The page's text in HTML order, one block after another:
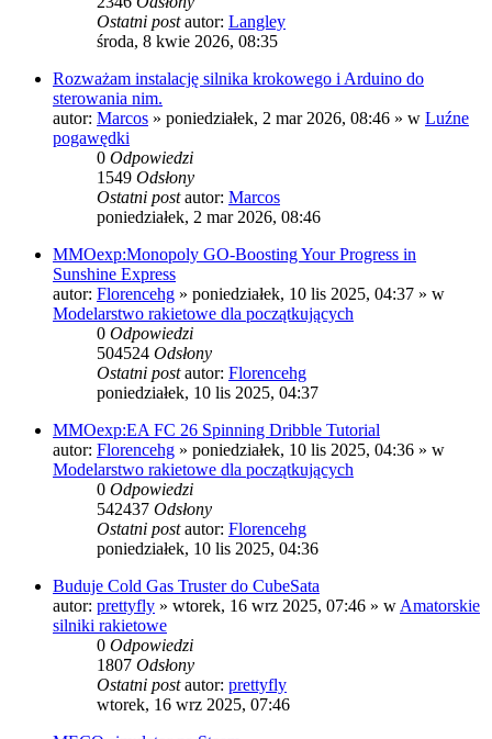
Ostatni postautor: Langley
środa, 8 kwie 2026, 08:35
Rozważam instalację silnika krokowego i Arduino do
sterowania nim.
autor: Marcos » poniedziałek, 2 mar 2026, 08:46 » w Luźne
pogawędki
0 Odpowiedzi
1549 Odsłony
Ostatni postautor: Marcos
poniedziałek, 2 mar 2026, 08:46
MMOexp:Monopoly GO-Boosting Your Progress in
Sunshine Express
autor: Florencehg » poniedziałek, 10 lis 2025, 04:37 » w
Modelarstwo rakietowe dla początkujących
0 Odpowiedzi
504524 Odsłony
Ostatni postautor: Florencehg
poniedziałek, 10 lis 2025, 04:37
MMOexp:EA FC 26 Spinning Dribble Tutorial
autor: Florencehg » poniedziałek, 10 lis 2025, 04:36 » w
Modelarstwo rakietowe dla początkujących
0 Odpowiedzi
542437 Odsłony
Ostatni postautor: Florencehg
poniedziałek, 10 lis 2025, 04:36
Buduje Cold Gas Truster do CubeSata
autor: prettyfly » wtorek, 16 wrz 2025, 07:46 » w Amatorskie
silniki rakietowe
0 Odpowiedzi
1807 Odsłony
Ostatni postautor: prettyfly
wtorek, 16 wrz 2025, 07:46